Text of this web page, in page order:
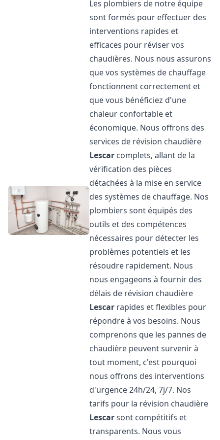
Les plombiers de notre équipe
sont formés pour effectuer des
interventions rapides et
efficaces pour réviser vos
chaudières. Nous nous assurons
que vos systèmes de chauffage
fonctionnent correctement et
que vous bénéficiez d'une
chaleur confortable et
économique. Nous offrons des
services de révision chaudière
Lescar complets, allant de la
vérification des pièces
détachées à la mise en service
des systèmes de chauffage. Nos
plombiers sont équipés des
outils et des compétences
nécessaires pour détecter les
problèmes potentiels et les
résoudre rapidement. Nous
nous engageons à fournir des
délais de révision chaudière
Lescar rapides et flexibles pour
répondre à vos besoins. Nous
comprenons que les pannes de
chaudière peuvent survenir à
tout moment, c'est pourquoi
nous offrons des interventions
d'urgence 24h/24, 7j/7. Nos
tarifs pour la révision chaudière
Lescarsont compétitifs et
transparents. Nous vous